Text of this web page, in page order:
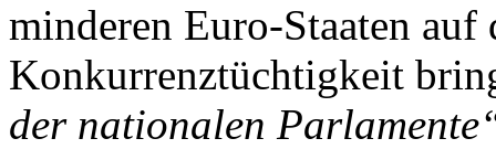
minderen Euro-Staaten
Konkurrenztüchtigkeit
der nationalen